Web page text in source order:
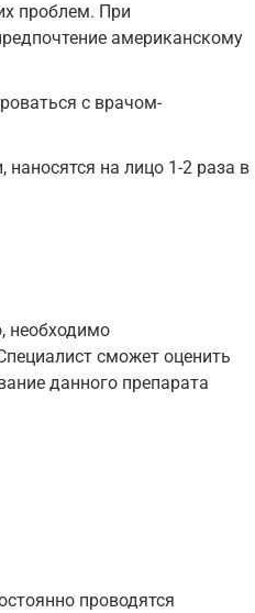
проблем. При
американскому
с врачом-
на лицо 1-2 раза в
необходимо
сможет оценить
данного препарата
проводятся